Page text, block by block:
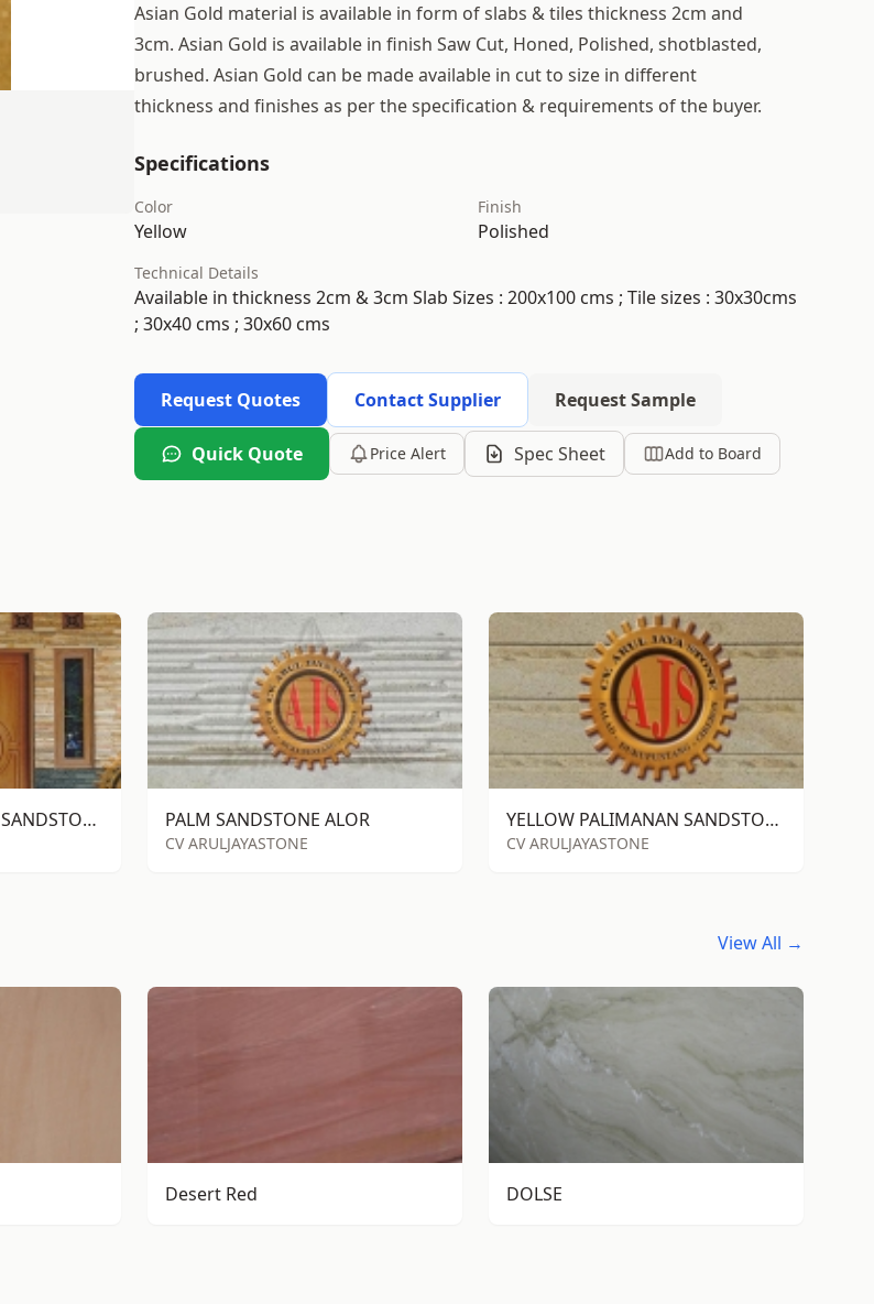
Asian Gold material is available in form of slabs & tiles thickness 2cm and
3cm. Asian Gold is available in finish Saw Cut, Honed, Polished, shotblasted,
brushed. Asian Gold can be made available in cut to size in different
thickness and finishes as per the specification & requirements of the buyer.
Specifications
Color
Yellow
Finish
Polished
Technical Details
Available in thickness 2cm & 3cm Slab Sizes : 200x100 cms ; Tile sizes : 30x30cms
; 30x40 cms ; 30x60 cms
Request Quotes Contact Supplier Request Sample
Quick Quote Price Alert Spec Sheet Add to Board
YELLOW PALIMANAN SANDSTONE RIVEN WALLING PALM SANDSTONE ALOR
CV ARULJAYASTONE
YELLOW PALIMANAN SANDSTONE ALOR
CV ARULJAYASTONE
View All →
Desert Red DOLSE